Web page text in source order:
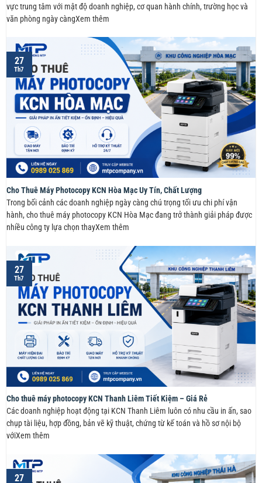
vực trung tâm với mật độ doanh nghiệp, cơ quan hành chính, trường học và
văn phòng ngày càngXem thêm
Cho Thuê Máy Photocopy KCN Hòa Mạc Uy Tín, Chất Lượng
Trong bối cảnh các doanh nghiệp ngày càng chú trọng tối ưu chi phí vận
hành, cho thuê máy photocopy KCN Hòa Mạc đang trở thành giải pháp được
nhiều công ty lựa chọn thayXem thêm
27
Th7
Cho thuê máy photocopy KCN Thanh Liêm Tiết Kiệm – Giá Rẻ
Các doanh nghiệp hoạt động tại KCN Thanh Liêm luôn có nhu cầu in ấn, sao
chụp tài liệu, hợp đồng, bản vẽ kỹ thuật, chứng từ kế toán và hồ sơ nội bộ
vớiXem thêm
27
Th7
27